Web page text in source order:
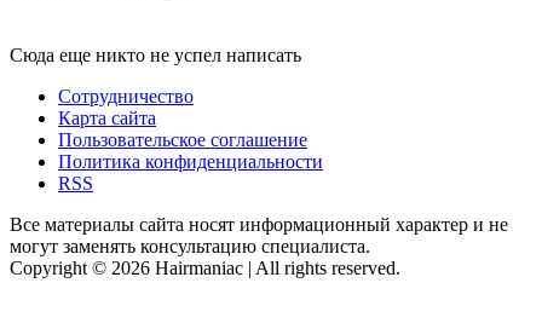
Сюда еще никто не успел написать
Сотрудничество
Карта сайта
Пользовательское соглашение
Политика конфиденциальности
RSS
Все материалы сайта носят информационный характер и не
могут заменять консультацию специалиста.
Copyright © 2026 Hairmaniac | All rights reserved.